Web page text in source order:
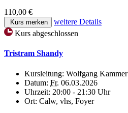
110,00 €
Kurs merken
weitere Details
Kurs abgeschlossen
Tristram Shandy
Kursleitung: Wolfgang Kammer
Datum: Fr. 06.03.2026
Uhrzeit: 20:00 - 21:30 Uhr
Ort: Calw, vhs, Foyer